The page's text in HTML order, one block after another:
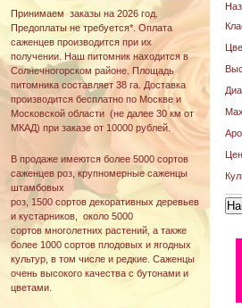
Принимаем заказы на 2026 год.
Предоплаты не требуется*. Оплата
саженцев производится при их
получении. Наш питомник находится в
Солнечногорском районе. Площадь
питомника составляет 38 га. Доставка
производится бесплатно по Москве и
Московской области (не далее 30 км от
МКАД) при заказе от 10000 рублей.
В продаже имеются более 5000 сортов
саженцев роз, крупномерные саженцы
штамбовых
роз, 1500 сортов декоративных деревьев
и кустарников, около 5000
сортов многолетних растений, а также
более 1000 сортов плодовых и ягодных
культур, в том числе и редкие. Саженцы
очень высокого качества с бутонами и
цветами.